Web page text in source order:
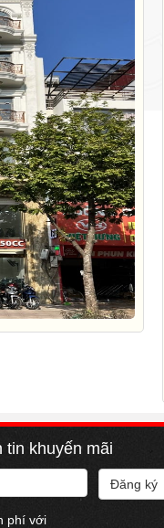
khuyến mãi
phí với